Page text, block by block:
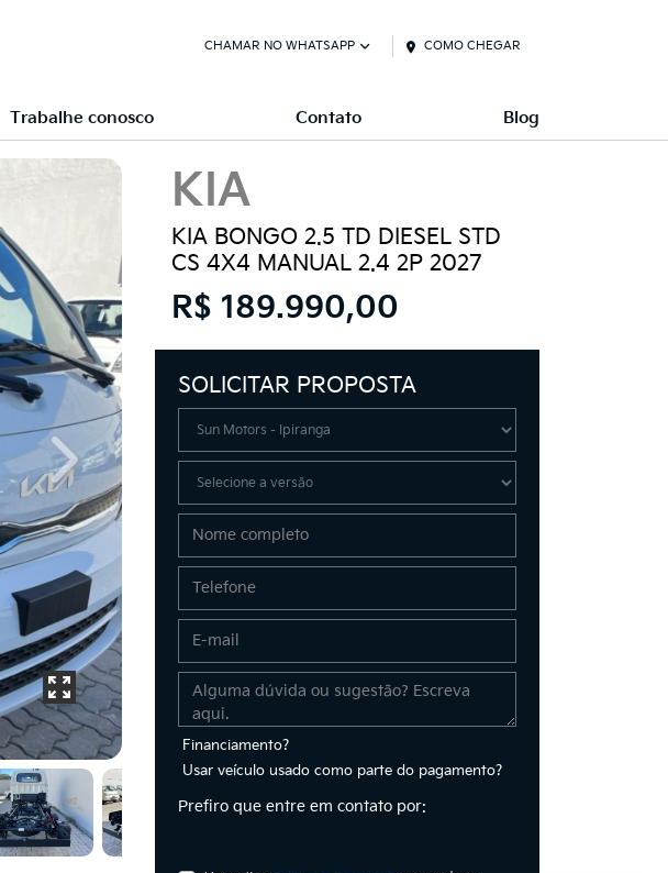
CHAMAR NO WHATSAPP COMO CHEGAR
Trabalhe conosco Contato Blog
KIA
KIA BONGO 2.5 TD DIESEL STD
CS 4X4 MANUAL 2.4 2P 2027
R$ 189.990,00
SOLICITAR PROPOSTA
Financiamento?
Usar veículo usado como parte do pagamento?
Prefiro que entre em contato por:
Next